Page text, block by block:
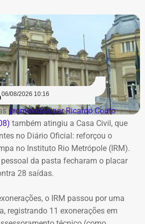
que as decisões de investimento
mais rigorosos, blindando o
às aposentadorias e pensões dos
e adotar as diligências
o responsável pelo comentário seja
um ofício à empresa Meta
os dados cadastrais vinculados ao
comentário.
G1.
06/08/2026 10:16
promovidas por Ricardo Couto
também atingiu a Casa Civil, que
no Diário Oficial: reforçou o
no Instituto Rio Metrópole (IRM).
da pasta fecharam o placar
28 saídas.
o IRM passou por uma
registrando 11 exonerações em